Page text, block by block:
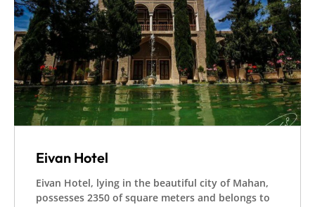
Eivan Hotel
Eivan Hotel, lying in the beautiful city of Mahan,
possesses 2350 of square meters and belongs to